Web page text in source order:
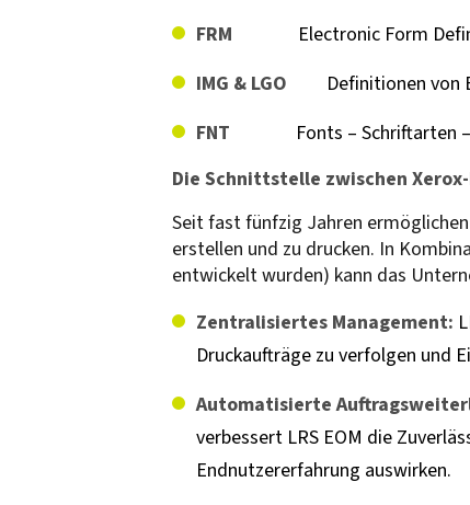
FRM Electronic Form
IMG & LGO Definitionen von
FNT Fonts – Schriftarten
Die Schnittstelle zwischen
Seit fast fünfzig Jahren
erstellen und zu drucken. In
entwickelt wurden) kann das
Zentralisiertes Management:
Druckaufträge zu verfolgen und
Automatisierte
verbessert LRS EOM die
Endnutzererfahrung auswirken.